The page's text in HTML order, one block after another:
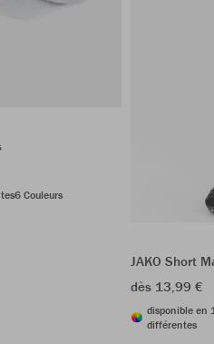
6 Couleurs
JAKO Short
dès 13,99 €
disponible en
différentes